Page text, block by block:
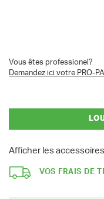
Vous êtes professionel?
Demandez ici votre PRO-
Afficher les
VOS FRAIS DE